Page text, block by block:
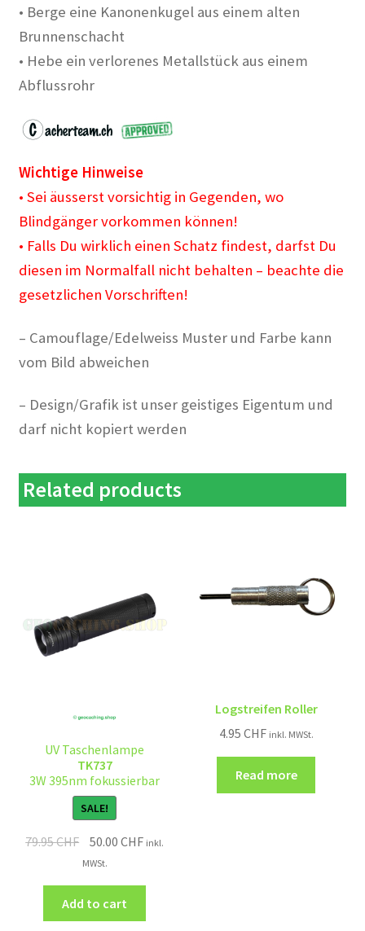
• Berge eine Kanonenkugel aus einem alten
Brunnenschacht
• Hebe ein verlorenes Metallstück aus einem
Abflussrohr
Wichtige Hinweise
• Sei äusserst vorsichtig in Gegenden, wo
Blindgänger vorkommen können!
• Falls Du wirklich einen Schatz findest, darfst Du
diesen im Normalfall nicht behalten – beachte die
gesetzlichen Vorschriften!
– Camouflage/Edelweiss Muster und Farbe kann
vom Bild abweichen
– Design/Grafik ist unser geistiges Eigentum und
darf nicht kopiert werden
Related products
UV Taschenlampe
TK737
3W 395nm fokussierbar
SALE!
79.95CHF 50.00CHF inkl.
MWSt.
Add to cart
Logstreifen Roller
4.95 CHF inkl. MWSt.
Read more